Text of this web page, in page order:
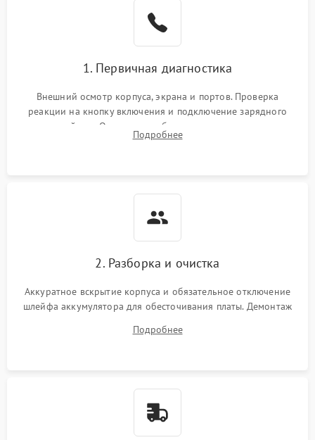
2000 ₽
Перегрев из‑за пыли,
неисправности кулера
Выход из строя SSD или
HDD: медленная загрузка,
2000 ₽
Проблемы Wi‑Fi или
2500 ₽
1. Первичная диагностика
Внешний осмотр корпуса, экрана и портов. Проверка
реакции на кнопку включения и подключение зарядного
устройства. Оценка потребления тока с помощью
лабораторного блока питания для локализации проблемы.
Подробнее
2. Разборка и очистка
Аккуратное вскрытие корпуса и обязательное отключение
шлейфа аккумулятора для обесточивания платы. Демонтаж
высохшей термопасты с кристаллов чипов.
Подробнее